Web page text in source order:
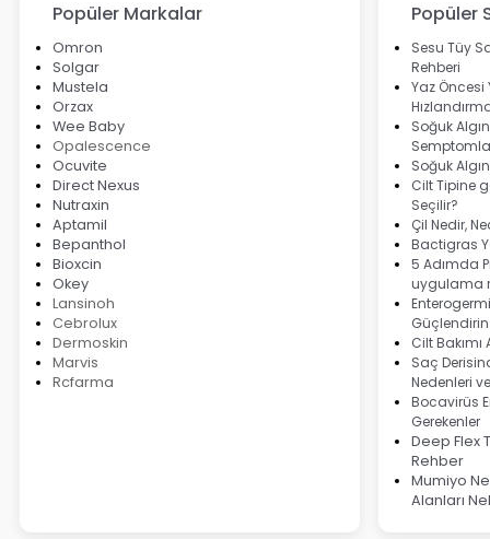
Popüler Markalar
Omron
Solgar
Mustela
Orzax
Wee Baby
Opalescence
Ocuvite
Direct Nexus
Nutraxin
Aptamil
Bepanthol
Bioxcin
Okey
Lansinoh
Cebrolux
Dermoskin
Marvis
Rcfarma
Popüler
Sesu Tüy
Rehberi
Yaz Öncesi
Soğuk
Soğuk
Cilt Tipine
Seçilir?
Çil Nedir,
Bactigras
5 Adımda
uygulama
Güçlendirin
Cilt
Saç
Nedenleri
Bocavirüs
Gerekenler
Deep Flex
Rehber
Mumiyo
Alanları